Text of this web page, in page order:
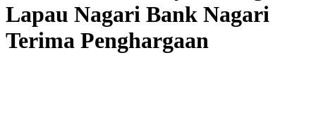
Lapau Nagari Bank Nagari
Terima Penghargaan